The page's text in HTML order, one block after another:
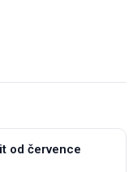
od července